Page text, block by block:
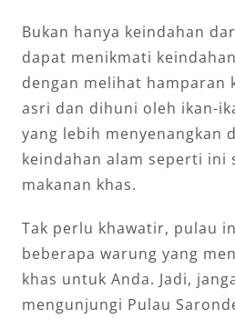
Bukan hanya keindahan
dapat menikmati
dengan melihat hamparan
asri dan dihuni oleh ikan-
yang lebih menyenangkan
keindahan alam seperti ini
makanan khas.
Tak perlu khawatir, pulau
beberapa warung yang
khas untuk Anda. Jadi,
mengunjungi Pulau